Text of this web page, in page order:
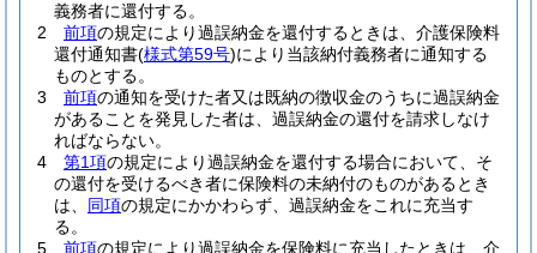
義務者に還付する。
2
前項の規定により過誤納金を還付するときは、介護保険料
還付通知書(様式第59号)により当該納付義務者に通知する
ものとする。
3
前項の通知を受けた者又は既納の徴収金のうちに過誤納金
があることを発見した者は、過誤納金の還付を請求しなけ
ればならない。
4
第1項の規定により過誤納金を還付する場合において、そ
の還付を受けるべき者に保険料の未納付のものがあるとき
は、 同項の規定にかかわらず、過誤納金をこれに充当す
る。
5
前項の規定により過誤納金を保険料に充当したときは、介